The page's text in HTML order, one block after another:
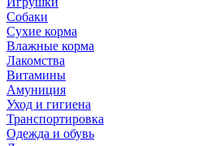
Собаки
Сухие корма
Влажные корма
Лакомства
Витамины
Амуниция
Уход и гигиена
Транспортировка
Одежда и обувь